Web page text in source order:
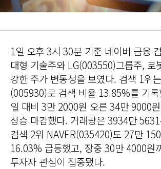
1일 오후 3시 30분 기준 네이버 금융
대형 기술주와 LG(003550)그룹주, 로
강한 주가 변동성을 보였다. 검색 1위
(005930)로 검색 비율 13.85%를 기
일 대비 3만 2000원 오른 34만 9000
상승 마감했다. 거래량은 3934만
검색 2위 NAVER(035420)도 27만
16.03% 급등했고, 장중 30만 4000원
투자자 관심이 집중됐다.